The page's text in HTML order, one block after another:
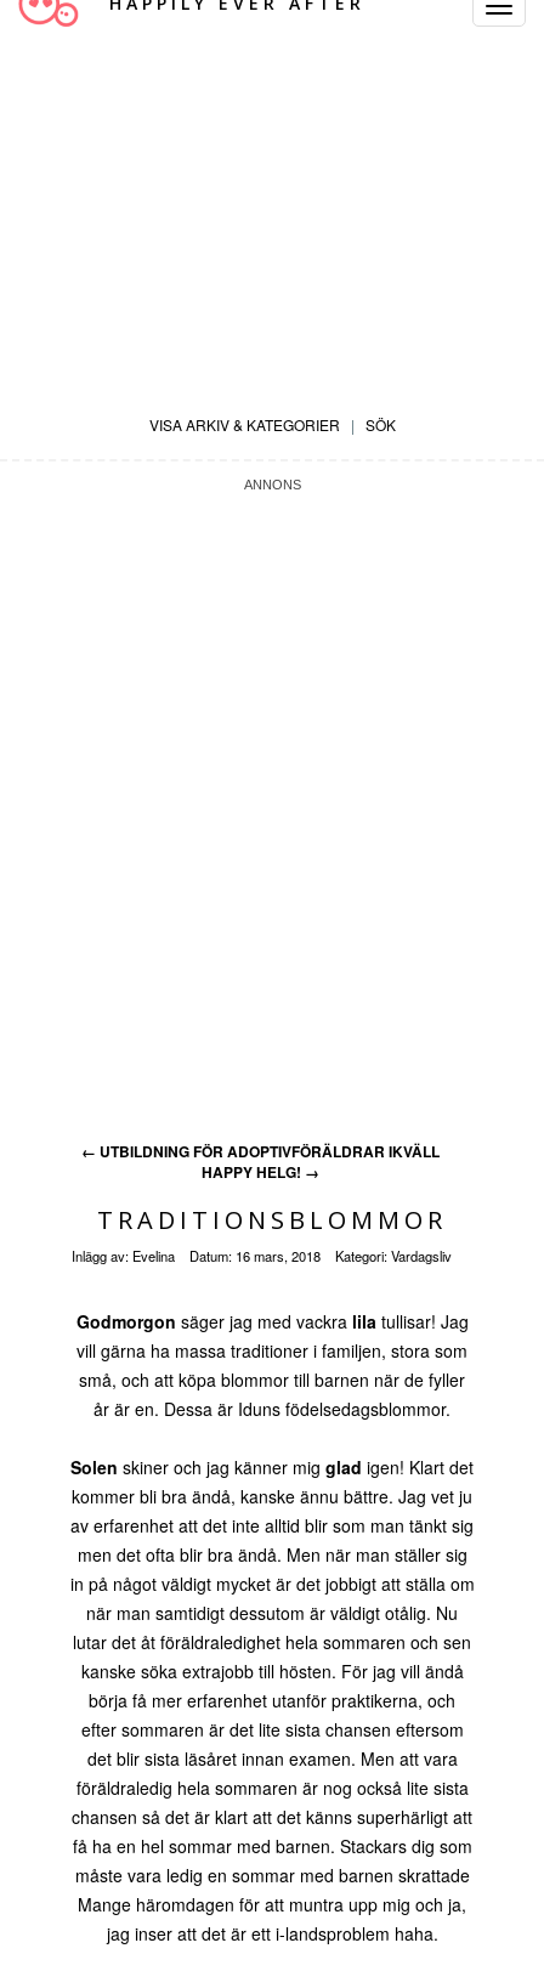
Toggle
VISA ARKIV & KATEGORIER | SÖK
← UTBILDNING FÖR ADOPTIVFÖRÄLDRAR IKVÄLL
HAPPY HELG! →
TRADITIONSBLOMMOR
Inlägg av: Evelina Datum: 16 mars, 2018 Kategori:Vardagsliv
Godmorgon säger jag med vackra lilatullisar! Jag
vill gärna ha massa traditioner i familjen, stora som
små, och att köpa blommor till barnen när de fyller
år är en. Dessa är Iduns födelsedagsblommor.
Solen skiner och jag känner mig glad igen! Klart det
kommer bli bra ändå, kanske ännu bättre. Jag vet ju
av erfarenhet att det inte alltid blir som man tänkt sig
men det ofta blir bra ändå. Men när man ställer sig
in på något väldigt mycket är det jobbigt att ställa om
när man samtidigt dessutom är väldigt otålig. Nu
lutar det åt föräldraledighet hela sommaren och sen
kanske söka extrajobb till hösten. För jag vill ändå
börja få mer erfarenhet utanför praktikerna, och
efter sommaren är det lite sista chansen eftersom
det blir sista läsåret innan examen. Men att vara
föräldraledig hela sommaren är nog också lite sista
chansen så det är klart att det känns superhärligt att
få ha en hel sommar med barnen. Stackars dig som
måste vara ledig en sommar med barnen skrattade
Mange häromdagen för att muntra upp mig och ja,
jag inser att det är ett i-landsproblem haha.